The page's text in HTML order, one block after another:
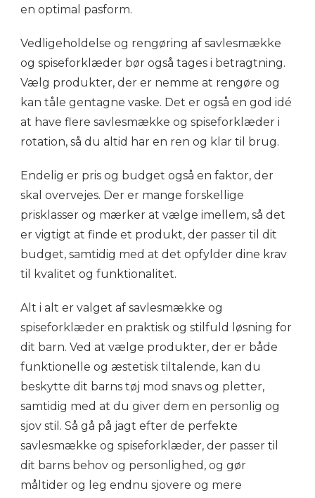
en optimal pasform.
Vedligeholdelse og rengøring af savlesmække
og spiseforklæder bør også tages i betragtning.
Vælg produkter, der er nemme at rengøre og
kan tåle gentagne vaske. Det er også en god idé
at have flere savlesmække og spiseforklæder i
rotation, så du altid har en ren og klar til brug.
Endelig er pris og budget også en faktor, der
skal overvejes. Der er mange forskellige
prisklasser og mærker at vælge imellem, så det
er vigtigt at finde et produkt, der passer til dit
budget, samtidig med at det opfylder dine krav
til kvalitet og funktionalitet.
Alt i alt er valget af savlesmække og
spiseforklæder en praktisk og stilfuld løsning for
dit barn. Ved at vælge produkter, der er både
funktionelle og æstetisk tiltalende, kan du
beskytte dit barns tøj mod snavs og pletter,
samtidig med at du giver dem en personlig og
sjov stil. Så gå på jagt efter de perfekte
savlesmække og spiseforklæder, der passer til
dit barns behov og personlighed, og gør
måltider og leg endnu sjovere og mere